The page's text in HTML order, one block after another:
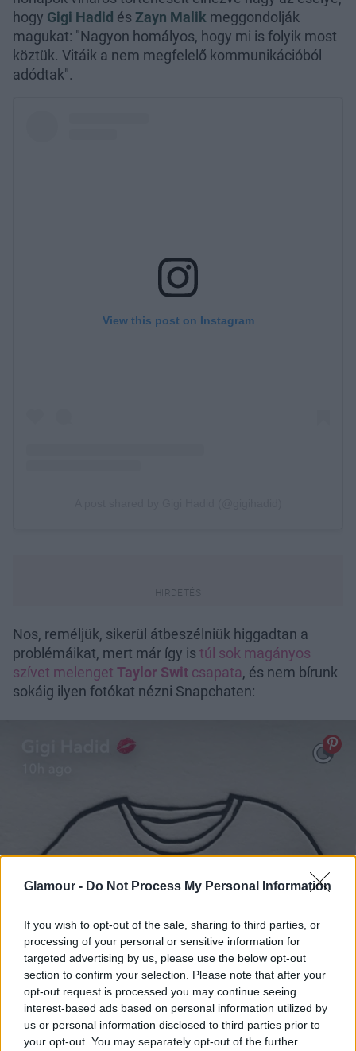
Glamour - Do Not Process My Personal Information
If you wish to opt-out of the sale, sharing to third parties, or
processing of your personal or sensitive information for
targeted advertising by us, please use the below opt-out
section to confirm your selection. Please note that after your
opt-out request is processed you may continue seeing
interest-based ads based on personal information utilized by
us or personal information disclosed to third parties prior to
your opt-out. You may separately opt-out of the further
hogy Gigi Hadid és Zayn Malik meggondolják
magukat: "Nagyon homályos, hogy mi is folyik most
köztük. Vitáik a nem megfelelő kommunikációból
adódtak".
Nos, reméljük, sikerül átbeszélniük higgadtan a
problémáikat, mert már így is túl sok magányos
szívet melenget Taylor Swit csapata, és nem bírunk
sokáig ilyen fotókat nézni Snapchaten: